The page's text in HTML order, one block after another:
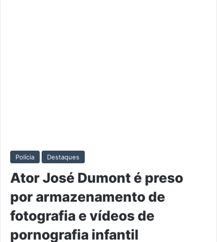
Polícia Destaques
Ator José Dumont é preso
por armazenamento de
fotografia e vídeos de
pornografia infantil